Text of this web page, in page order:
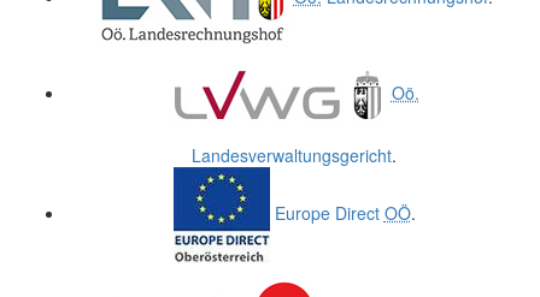
Oö.
Landesverwaltungsgericht.
Europe Direct OÖ.